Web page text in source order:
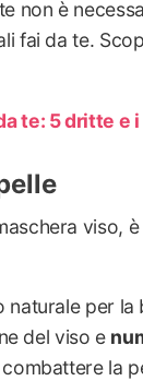
non è
fai da te.
te: 5 dritte e
viso,
naturale per
del viso e
la